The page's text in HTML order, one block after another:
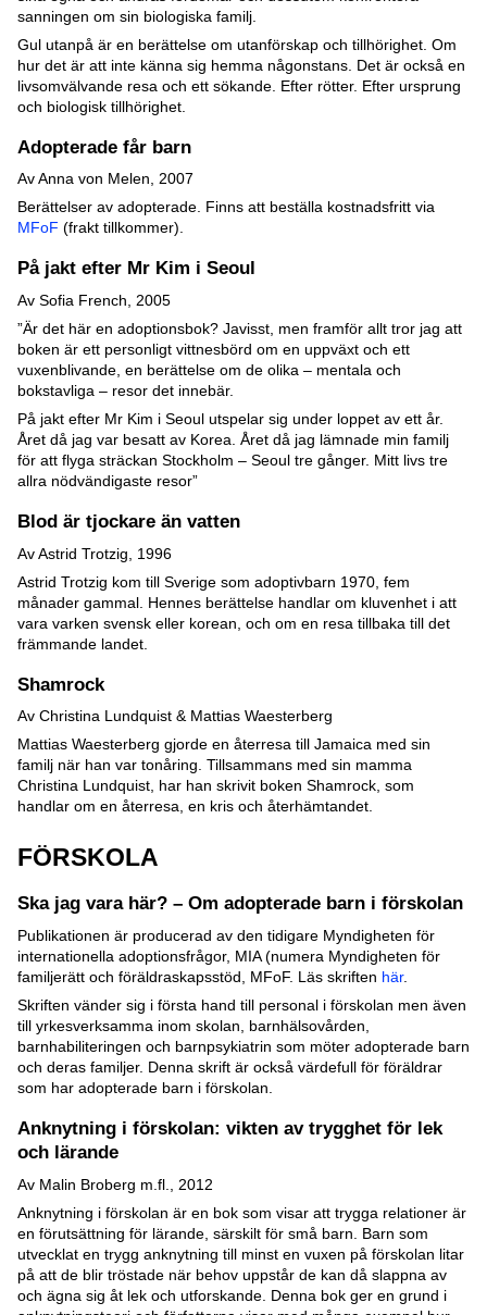
sanningen om sin biologiska familj.
Gul utanpå är en berättelse om utanförskap och tillhörighet. Om
hur det är att inte känna sig hemma någonstans. Det är också en
livsomvälvande resa och ett sökande. Efter rötter. Efter ursprung
och biologisk tillhörighet.
Adopterade får barn
Av Anna von Melen, 2007
Berättelser av adopterade. Finns att beställa kostnadsfritt via
MFoF (frakt tillkommer).
På jakt efter Mr Kim i Seoul
Av Sofia French, 2005
”Är det här en adoptionsbok? Javisst, men framför allt tror jag att
boken är ett personligt vittnesbörd om en uppväxt och ett
vuxenblivande, en berättelse om de olika – mentala och
bokstavliga – resor det innebär.
På jakt efter Mr Kim i Seoul utspelar sig under loppet av ett år.
Året då jag var besatt av Korea. Året då jag lämnade min familj
för att flyga sträckan Stockholm – Seoul tre gånger. Mitt livs tre
allra nödvändigaste resor”
Blod är tjockare än vatten
Av Astrid Trotzig, 1996
Astrid Trotzig kom till Sverige som adoptivbarn 1970, fem
månader gammal. Hennes berättelse handlar om kluvenhet i att
vara varken svensk eller korean, och om en resa tillbaka till det
främmande landet.
Shamrock
Av Christina Lundquist & Mattias Waesterberg
Mattias Waesterberg gjorde en återresa till Jamaica med sin
familj när han var tonåring. Tillsammans med sin mamma
Christina Lundquist, har han skrivit boken Shamrock, som
handlar om en återresa, en kris och återhämtandet.
FÖRSKOLA
Ska jag vara här? – Om adopterade barn i förskolan
Publikationen är producerad av den tidigare Myndigheten för
internationella adoptionsfrågor, MIA (numera Myndigheten för
familjerätt och föräldraskapsstöd, MFoF. Läs skriften här.
Skriften vänder sig i första hand till personal i förskolan men även
till yrkesverksamma inom skolan, barnhälsovården,
barnhabiliteringen och barnpsykiatrin som möter adopterade barn
och deras familjer. Denna skrift är också värdefull för föräldrar
som har adopterade barn i förskolan.
Anknytning i förskolan: vikten av trygghet för lek
och lärande
Av Malin Broberg m.fl., 2012
Anknytning i förskolan är en bok som visar att trygga relationer är
en förutsättning för lärande, särskilt för små barn. Barn som
utvecklat en trygg anknytning till minst en vuxen på förskolan litar
på att de blir tröstade när behov uppstår de kan då slappna av
och ägna sig åt lek och utforskande. Denna bok ger en grund i